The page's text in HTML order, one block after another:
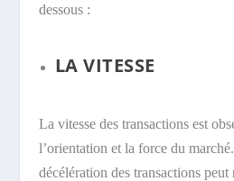
dessous :
LA VITESSE
La vitesse des transactions est
l’orientation et la force du
décélération des transactions